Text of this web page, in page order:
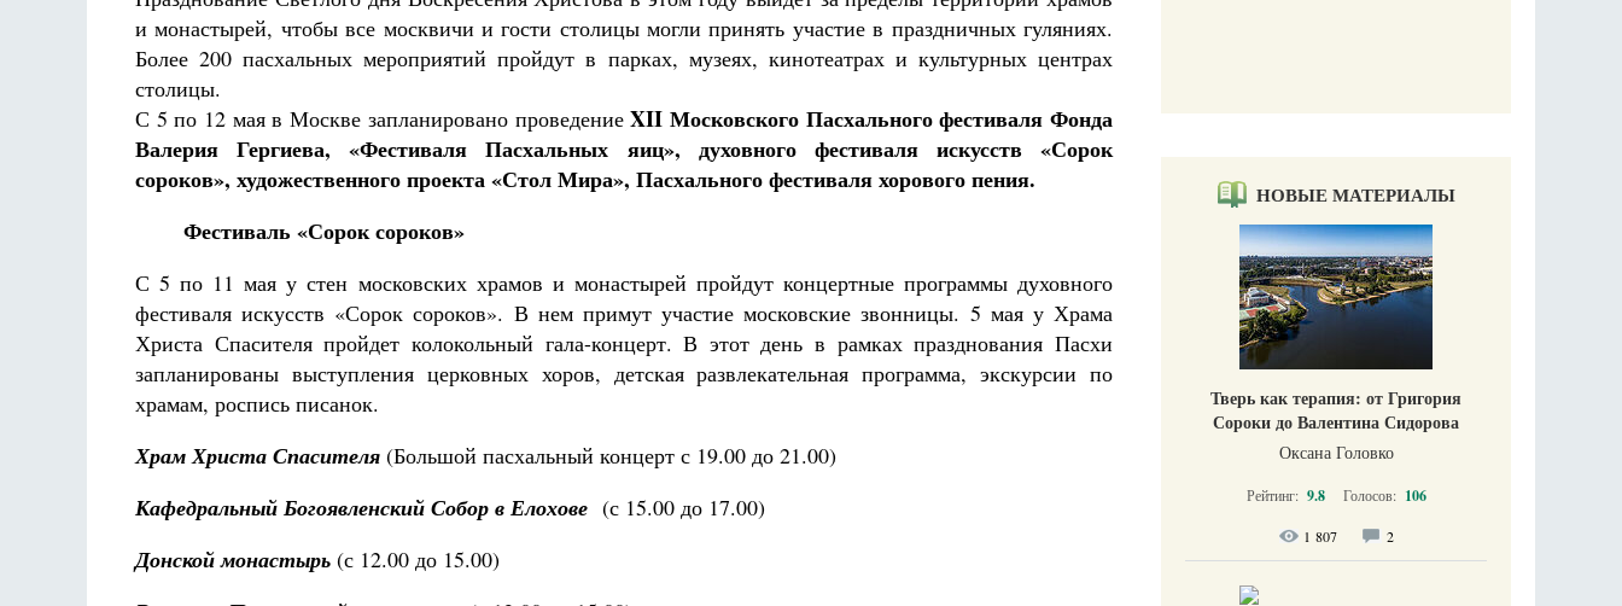
и монастырей, чтобы все москвичи и гости столицы могли принять участие в праздничных гуляниях.
Более 200 пасхальных мероприятий пройдут в парках, музеях, кинотеатрах и культурных центрах
столицы.
С 5 по 12 мая в Москве запланировано проведениеXII Московского Пасхального фестиваля Фонда
Валерия Гергиева, «Фестиваля Пасхальных яиц», духовного фестиваля искусств «Сорок
сороков», художественного проекта «Стол Мира», Пасхального фестиваля хорового пения.
Фестиваль «Сорок сороков»
С 5 по 11 мая у стен московских храмов и монастырей пройдут концертные программы духовного
фестиваля искусств «Сорок сороков». В нем примут участие московские звонницы. 5 мая у Храма
Христа Спасителя пройдет колокольный гала-концерт. В этот день в рамках празднования Пасхи
запланированы выступления церковных хоров, детская развлекательная программа, экскурсии по
храмам, роспись писанок.
Храм Христа Спасителя (Большой пасхальный концерт с 19.00 до 21.00)
Кафедральный Богоявленский Собор в Елохове (с 15.00 до 17.00)
Донской монастырь (с 12.00 до 15.00)
Разлуки не будет
Фредерика де Грааф
НОВЫЕ МАТЕРИАЛЫ
Тверь как терапия: от Григория
Сороки до Валентина Сидорова
Оксана Головко
Рейтинг: 9.8 Голосов: 106
1 807 2